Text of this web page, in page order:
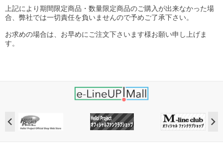
上記により期間限定商品・数量限定商品のご購入が出来なかった場
合、弊社では一切責任を負いませんので予めご了承下さい。
お求めの場合は、お早めにご注文下さいます様お願い申し上げま
す。